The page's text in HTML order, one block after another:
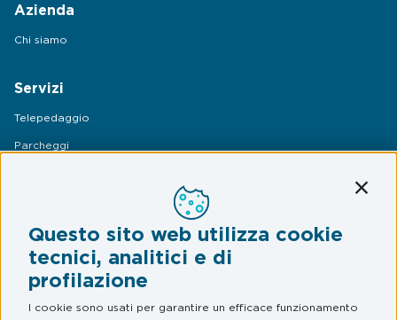
Questo sito web utilizza cookie
tecnici, analitici e di
profilazione
I cookie sono usati per garantire un efficace funzionamento
Azienda
Chi siamo
Servizi
Telepedaggio
Parcheggi
Legal & Privacy
Termini e condizioni
Informativa privacy